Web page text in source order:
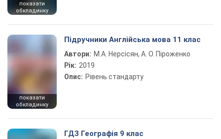
показати
обкладинку
показати
обкладинку
Підручники Англійська мова 11 клас
Автори: М.А. Нерсісян, А. О. Піроженко
Рік: 2019
Опис: Рівень стандарту
ГДЗ Географія 9 клас